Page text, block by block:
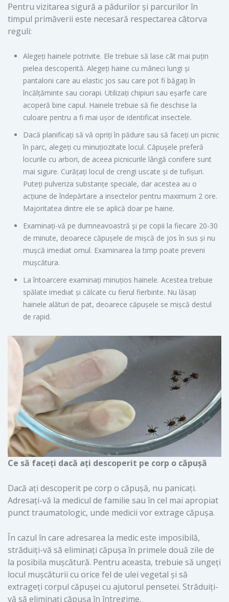
Pentru vizitarea sigură a pădurilor și parcurilor în
timpul primăverii este necesară respectarea câtorva
reguli:
Alegeți hainele potrivite. Ele trebuie să lase cât mai puțin
pielea descoperită. Alegeți haine cu mâneci lungi și
pantaloni care au elastic jos sau care pot fi băgați în
încălțăminte sau ciorapi. Utilizați chipiuri sau eșarfe care
acoperă bine capul. Hainele trebuie să fie deschise la
culoare pentru a fi mai ușor de identificat insectele.
Dacă planificați să vă opriți în pădure sau să faceți un picnic
în parc, alegeți cu minuțiozitate locul. Căpușele preferă
locurile cu arbori, de aceea picnicurile lângă conifere sunt
mai sigure. Curățați locul de crengi uscate și de tufișuri.
Puteți pulveriza substanțe speciale, dar acestea au o
acțiune de îndepărtare a insectelor pentru maximum 2 ore.
Majoritatea dintre ele se aplică doar pe haine.
Examinați-vă pe dumneavoastră și pe copii la fiecare 20-30
de minute, deoarece căpușele de mișcă de jos în sus și nu
mușcă imediat omul. Examinarea la timp poate preveni
mușcătura.
La întoarcere examinați minuțios hainele. Acestea trebuie
spălate imediat și călcate cu fierul fierbinte. Nu lăsați
hainele alături de pat, deoarece căpușele se mișcă destul
de rapid.
Ce să faceți dacă ați descoperit pe corp o căpușă
Dacă ați descoperit pe corp o căpușă, nu panicați.
Adresați-vă la medicul de familie sau în cel mai apropiat
punct traumatologic, unde medicii vor extrage căpușa.
În cazul în care adresarea la medic este imposibilă,
străduiți-vă să eliminați căpușa în primele două zile de
la posibila mușcătură. Pentru aceasta, trebuie să ungeți
locul mușcăturii cu orice fel de ulei vegetal și să
extrageți corpul căpușei cu ajutorul pensetei. Străduiți-
vă să eliminați căpușa în întregime.